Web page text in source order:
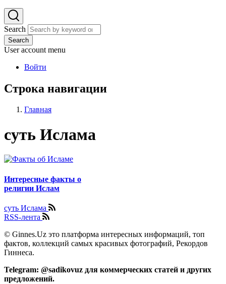
Search
Search
User account menu
Войти
Строка навигации
Главная
суть Ислама
Интересные факты о
религии Ислам
суть Ислама
RSS-лента
© Ginnes.Uz это платформа интересных информаций, топ
фактов, коллекций самых красивых фотографий, Рекордов
Гиннеса.
Telegram: @sadikovuz для коммерческих статей и других
предложений.